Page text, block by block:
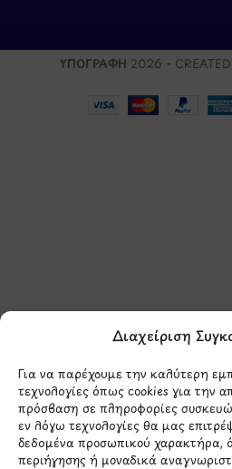
Διαχείριση
Για να παρέχουμε την καλύτερη
τεχνολογίες όπως cookies για την
πρόσβαση σε πληροφορίες
εν λόγω τεχνολογίες θα μας
δεδομένα προσωπικού χαρακτήρα,
περιήγησης ή μοναδικά
ΥΠΟΓΡΑΦΗ 2026 -
Έχω διαβάσει και